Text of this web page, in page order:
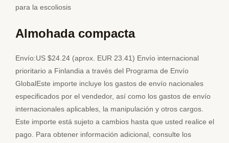
para la escoliosis
Almohada compacta
Envío:US $24.24 (aprox. EUR 23.41) Envío internacional
prioritario a Finlandia a través del Programa de Envío
GlobalEste importe incluye los gastos de envío nacionales
especificados por el vendedor, así como los gastos de envío
internacionales aplicables, la manipulación y otros cargos.
Este importe está sujeto a cambios hasta que usted realice el
pago. Para obtener información adicional, consulte los